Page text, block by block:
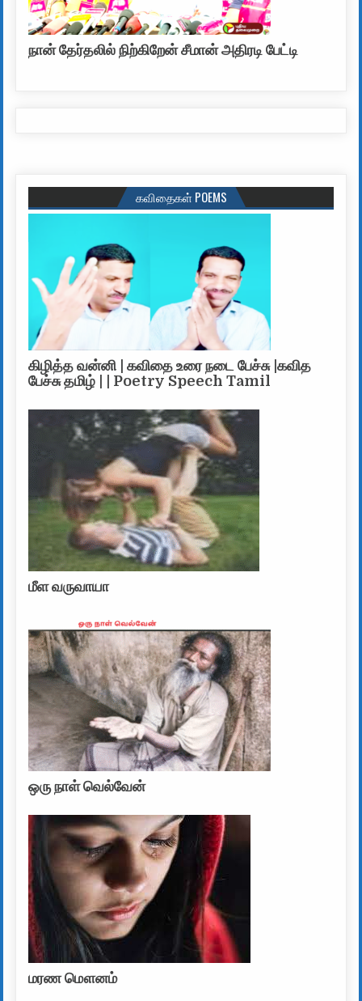
நான் தேர்தலில் நிற்கிறேன் சீமான் அதிரடி பேட்டி
கவிதைகள் POEMS
கிழித்த வன்னி | கவிதை உரை நடை பேச்சு |கவித
பேச்சு தமிழ் | | Poetry Speech Tamil
மீள வருவாயா
ஒரு நாள் வெல்வேன்
மரண மௌனம்